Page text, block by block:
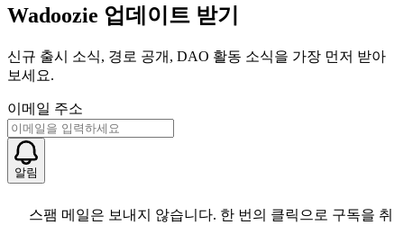
Wadoozie 업데이트 받기
신규 출시 소식, 경로 공개, DAO 활동 소식을 가장 먼저 받아
보세요.
이메일 주소
알림
스팸 메일은 보내지 않습니다. 한 번의 클릭으로 구독을 취